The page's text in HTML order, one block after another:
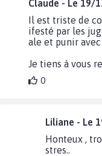
Claude - Le 19/
Il est triste de
ifesté par les
ale et punir
Je tiens à vous
0
Liliane - Le
Honteux ,
stres..